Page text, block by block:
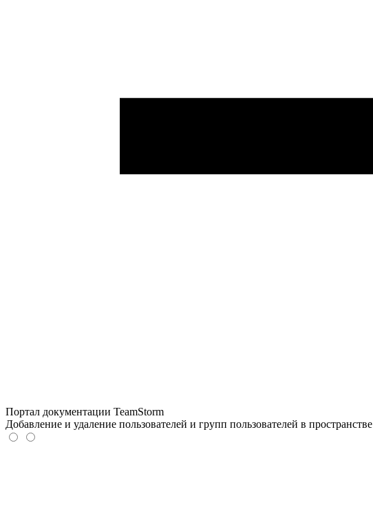
Портал документации TeamStorm
Добавление и удаление пользователей и групп пользователей в пространстве